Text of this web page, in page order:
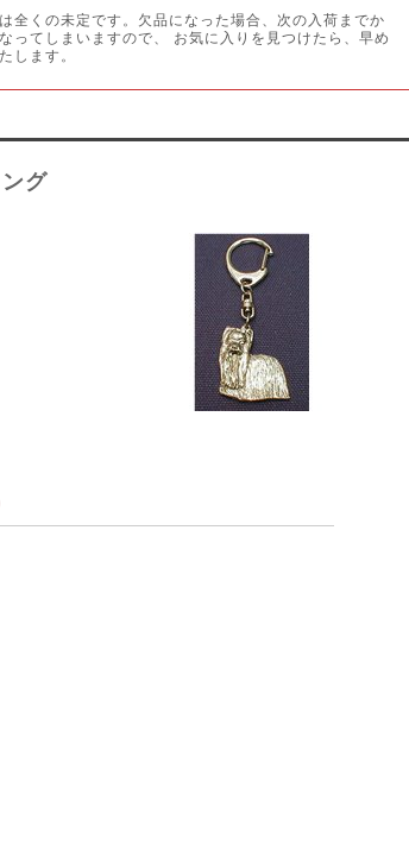
全くの未定です。欠品になった場合、次の入荷までか
ってしまいますので、 お気に入りを見つけたら、早め
します。
グ